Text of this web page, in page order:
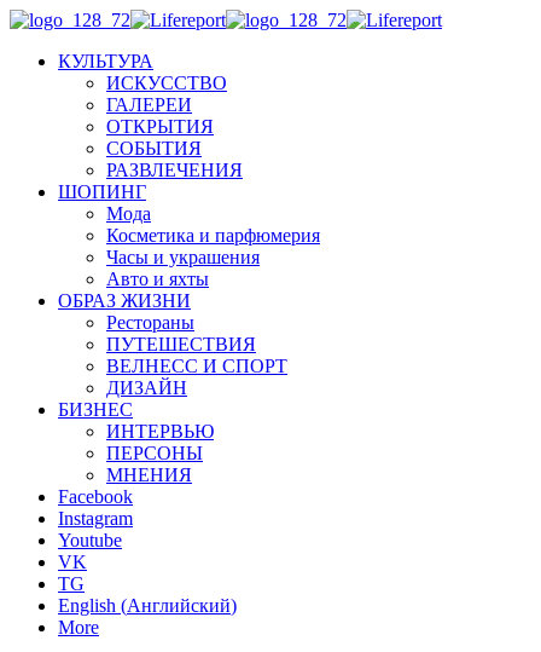
КУЛЬТУРА
ИСКУССТВО
ГАЛЕРЕИ
ОТКРЫТИЯ
СОБЫТИЯ
РАЗВЛЕЧЕНИЯ
ШОПИНГ
Мода
Косметика и парфюмерия
Часы и украшения
Авто и яхты
ОБРАЗ ЖИЗНИ
Рестораны
ПУТЕШЕСТВИЯ
ВЕЛНЕСС И СПОРТ
ДИЗАЙН
БИЗНЕС
ИНТЕРВЬЮ
ПЕРСОНЫ
МНЕНИЯ
Facebook
Instagram
Youtube
VK
TG
English (Английский)
More